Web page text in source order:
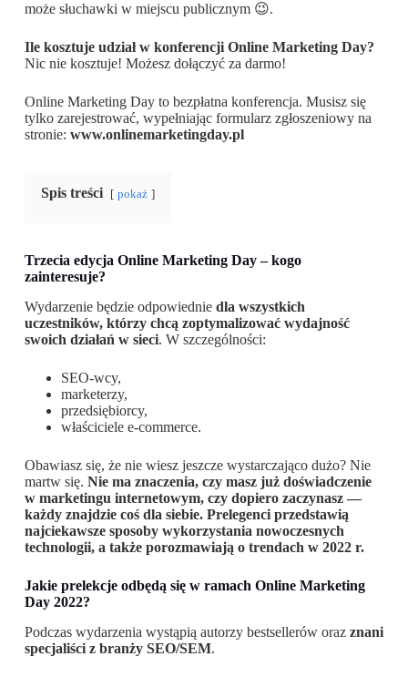
może słuchawki w miejscu publicznym 😉.
Ile kosztuje udział w konferencji Online Marketing Day?
Nic nie kosztuje! Możesz dołączyć za darmo!
Online Marketing Day to bezpłatna konferencja. Musisz się
tylko zarejestrować, wypełniając formularz zgłoszeniowy na
stronie: www.onlinemarketingday.pl
Spis treści pokaż
Trzecia edycja Online Marketing Day – kogo
zainteresuje?
Wydarzenie będzie odpowiednie dla wszystkich
uczestników, którzy chcą zoptymalizować wydajność
swoich działań w sieci. W szczególności:
SEO-wcy,
marketerzy,
przedsiębiorcy,
właściciele e-commerce.
Obawiasz się, że nie wiesz jeszcze wystarczająco dużo? Nie
martw się. Nie ma znaczenia, czy masz już doświadczenie
w marketingu internetowym, czy dopiero zaczynasz —
każdy znajdzie coś dla siebie. Prelegenci przedstawią
najciekawsze sposoby wykorzystania nowoczesnych
technologii, a także porozmawiają o trendach w 2022 r.
Jakie prelekcje odbędą się w ramach Online Marketing
Day 2022?
Podczas wydarzenia wystąpią autorzy bestsellerów oraz znani
specjaliści z branży SEO/SEM.